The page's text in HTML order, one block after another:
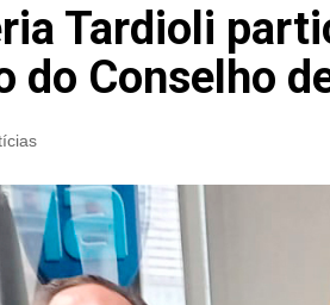
Tardioli
do Conselho